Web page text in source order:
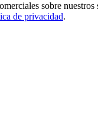
sobre nuestros
de privacidad.